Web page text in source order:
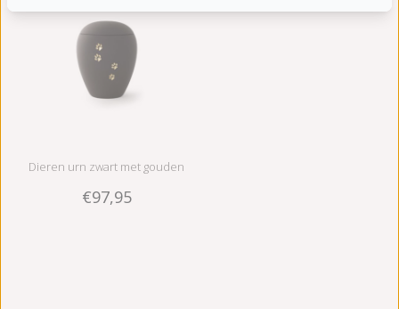
Dieren urn zwart met gouden
poten klein - keramiek
€97,95